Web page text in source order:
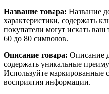
Название товара: Название
характеристики, содержать
покупатели могут искать
60 до 80 символов.
Описание товара: Описание
содержать уникальные
Используйте маркированные
восприятия информации.